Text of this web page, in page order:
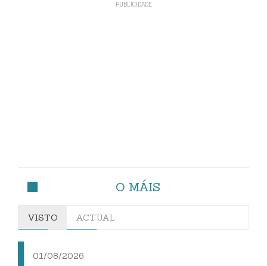
O MÁIS
VISTO ACTUAL
01/08/2026